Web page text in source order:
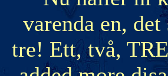
varenda en,
tre! Ett, två,